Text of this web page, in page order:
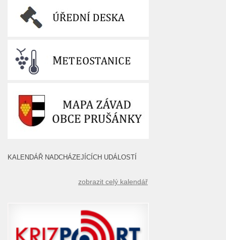
KALENDÁŘ NADCHÁZEJÍCÍCH UDÁLOSTÍ
zobrazit celý kalendář